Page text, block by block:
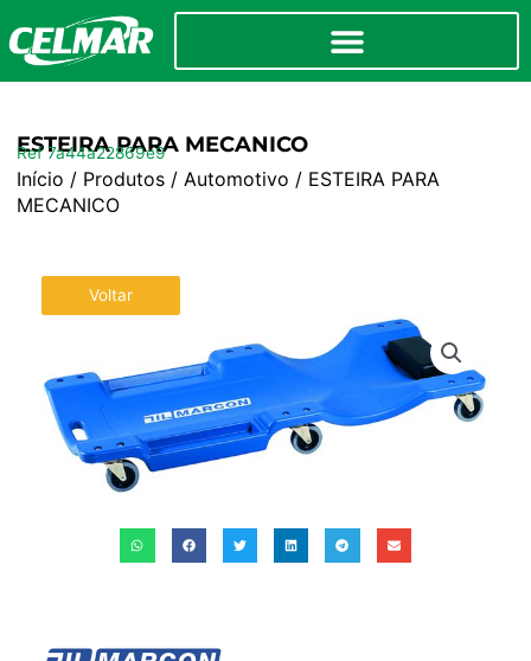
ESTEIRA PARA MECANICO
Ref 7a44a22869e9
Início / Produtos/ Automotivo / ESTEIRA PARA
MECANICO
Voltar